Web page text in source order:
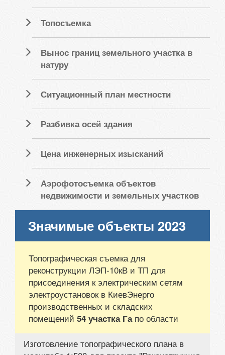
Топосъемка
Вынос границ земельного участка в
натуру
Ситуационный план местности
Разбивка осей здания
Цена инженерных изысканий
Аэрофотосъемка объектов
недвижимости и земельных участков
Значимые объекты 2023
Топографическая съемка для
реконструкции ЛЭП-10кВ и ТП для
присоединения к электрическим сетям
электроустановок в КиевЭнерго
производственных и складских
помещений 54 участка Гапо области
Изготовление топографического плана в